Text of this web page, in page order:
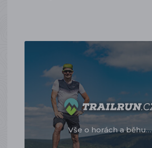
Vše o horách a běhu…